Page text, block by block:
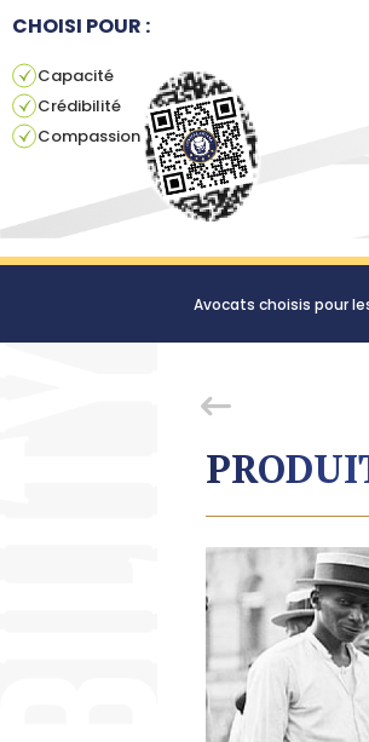
CHOISI POUR :
Capacité
Crédibilité
Compassion
Avocats choisis pour